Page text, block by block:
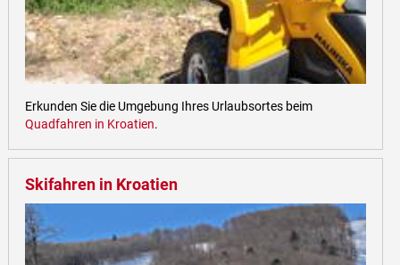
Erkunden Sie die Umgebung Ihres Urlaubsortes beim
Quadfahren in Kroatien.
Skifahren in Kroatien